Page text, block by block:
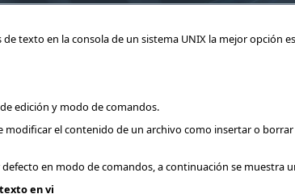
texto en la consola de un sistema UNIX la mejor opción
edición y modo de comandos.
modificar el contenido de un archivo como insertar o
en modo de comandos, a continuación se muestra
en vi